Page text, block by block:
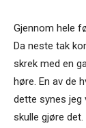
Gjennom hele
Da neste tak
skrek med en
høre. En av de
dette synes jeg
skulle gjøre det.